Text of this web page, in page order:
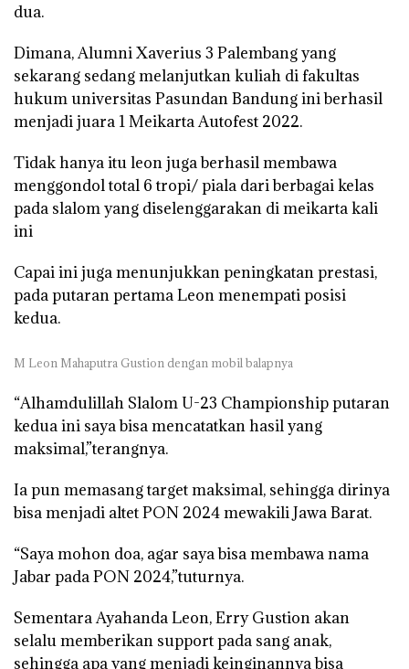
dua.
Dimana, Alumni Xaverius 3 Palembang yang
sekarang sedang melanjutkan kuliah di fakultas
hukum universitas Pasundan Bandung ini berhasil
menjadi juara 1 Meikarta Autofest 2022.
Tidak hanya itu leon juga berhasil membawa
menggondol total 6 tropi/ piala dari berbagai kelas
pada slalom yang diselenggarakan di meikarta kali
ini
Capai ini juga menunjukkan peningkatan prestasi,
pada putaran pertama Leon menempati posisi
kedua.
M Leon Mahaputra Gustion dengan mobil balapnya
“Alhamdulillah Slalom U-23 Championship putaran
kedua ini saya bisa mencatatkan hasil yang
maksimal,”terangnya.
Ia pun memasang target maksimal, sehingga dirinya
bisa menjadi altet PON 2024 mewakili Jawa Barat.
“Saya mohon doa, agar saya bisa membawa nama
Jabar pada PON 2024,”tuturnya.
Sementara Ayahanda Leon, Erry Gustion akan
selalu memberikan support pada sang anak,
sehingga apa yang menjadi keinginannya bisa